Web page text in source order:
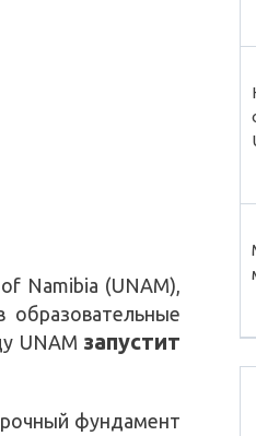
Namibia (UNAM),
образовательные
UNAM запустит
фундамент